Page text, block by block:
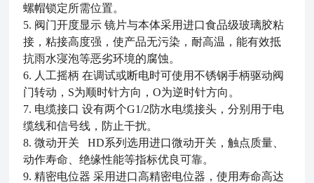
螺帽锁定所需位置。
5. 阀门开度显示 镜片与本体采用进口食品级玻璃胶粘
接，粘接高度强，使产品无污染，耐高温，能有效抵
抗雨水寖泡等恶劣环境的腐蚀。
6. 人工摇柄 在调试或断电时可使用不锈钢手柄驱动阀
门转动，S为顺时针方向，O为逆时针方向。
7. 电缆接口 设有两个G1/2防水电缆接头，分别用于电
缆线和信号线，防止干扰。
8. 微动开关 HD系列选用进口微动开关，触点质量、
动作寿命、绝缘性能等指标优良可靠。
9. 精密电位器 采用进口高精密电位器，使用寿命高达